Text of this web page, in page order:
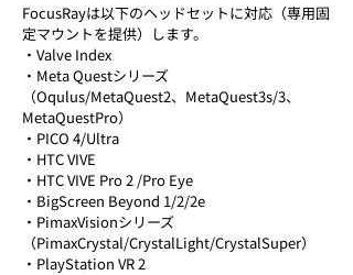
FocusRayは以下のヘッドセットに対応（専用固
定マウントを提供）します。
・Valve Index
・Meta Questシリーズ
（Oqulus/MetaQuest2、MetaQuest3s/3、
MetaQuestPro）
・PICO 4/Ultra
・HTC VIVE
・HTC VIVE Pro 2 /Pro Eye
・BigScreen Beyond 1/2/2e
・PimaxVisionシリーズ
（PimaxCrystal/CrystalLight/CrystalSuper）
・PlayStation VR 2